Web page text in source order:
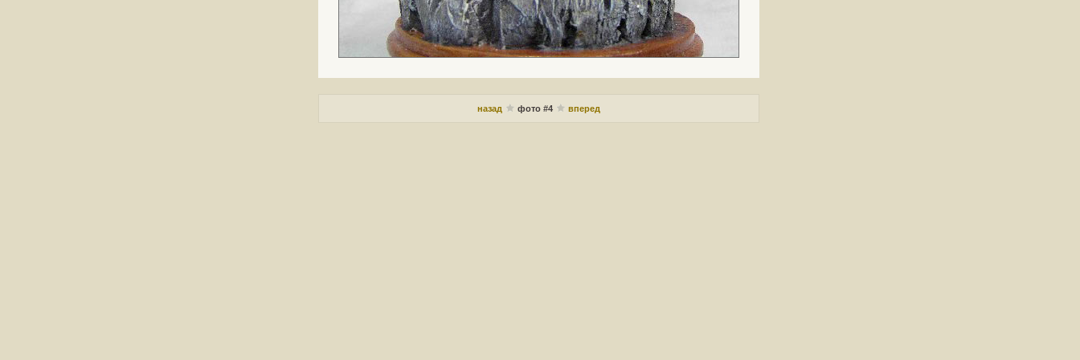
назад фото #4 вперед